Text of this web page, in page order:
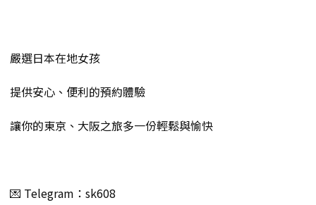
嚴選日本在地女孩
提供安心、便利的預約體驗
讓你的東京、大阪之旅多一份輕鬆與愉快
💌 Telegram：sk608